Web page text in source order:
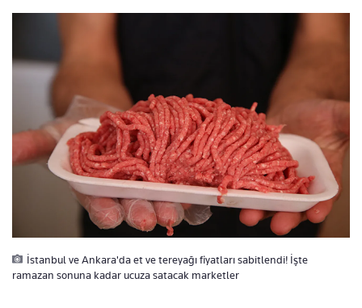
İstanbul ve Ankara'da et ve tereyağı fiyatları sabitlendi! İşte
ramazan sonuna kadar ucuza satacak marketler